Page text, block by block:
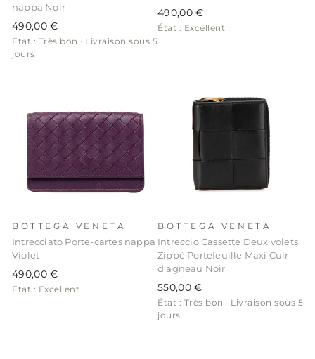
nappa Noir
490,00 €
État : Très bon · Livraison sous 5
jours
490,00 €
État : Excellent
BOTTEGA VENETA
Intrecciato Porte-cartes nappa
Violet
490,00 €
État : Excellent
BOTTEGA VENETA
Intreccio Cassette Deux volets
Zippé Portefeuille Maxi Cuir
d'agneau Noir
550,00 €
État : Très bon · Livraison sous 5
jours